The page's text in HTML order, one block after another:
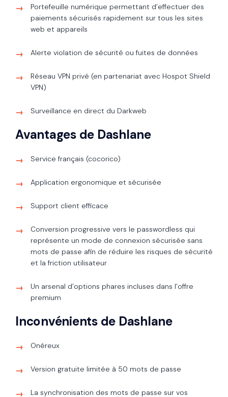
Portefeuille numérique permettant d’effectuer des
paiements sécurisés rapidement sur tous les sites
web et appareils
Alerte violation de sécurité ou fuites de données
Réseau VPN privé (en partenariat avec Hospot Shield
VPN)
Surveillance en direct du Darkweb
Avantages de Dashlane
Service français (cocorico)
Application ergonomique et sécurisée
Support client efficace
Conversion progressive vers le passwordless qui
représente un mode de connexion sécurisée sans
mots de passe afin de réduire les risques de sécurité
et la friction utilisateur
Un arsenal d’options phares incluses dans l’offre
premium
Inconvénients de Dashlane
Onéreux
Version gratuite limitée à 50 mots de passe
La synchronisation des mots de passe sur vos